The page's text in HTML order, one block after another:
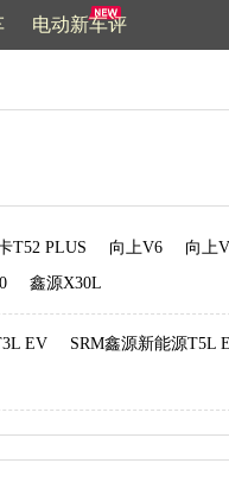
电动新车评
T52 PLUS 向上V6
向上
鑫源X30L
EV SRM鑫源新能源T5L